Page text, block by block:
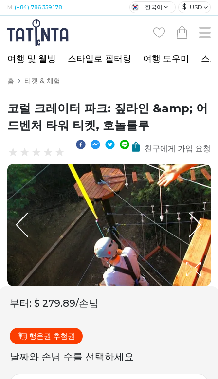
M: (+84) 786 359 178 한국어 $ USD
여행 및 웰빙 스타일로 필터링 여행 도우미 스
홈 티켓 & 체험
코럴 크레이터 파크: 짚라인 &amp; 어
드벤처 타워 티켓, 호놀룰루
친구에게 가입 요청
부터: $ 279.89/손님
행운권 추첨권
날짜와 손님 수를 선택하세요